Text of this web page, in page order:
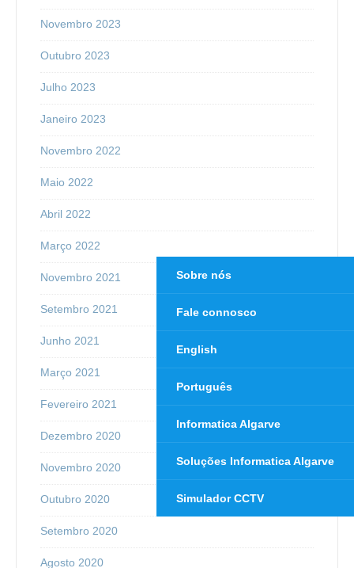
Novembro 2023
Outubro 2023
Julho 2023
Janeiro 2023
Novembro 2022
Maio 2022
Abril 2022
Março 2022
Novembro 2021
Setembro 2021
Junho 2021
Março 2021
Fevereiro 2021
Dezembro 2020
Novembro 2020
Outubro 2020
Setembro 2020
Agosto 2020
Sobre nós
Fale connosco
English
Português
Informatica Algarve
Soluções Informatica Algarve
Simulador CCTV